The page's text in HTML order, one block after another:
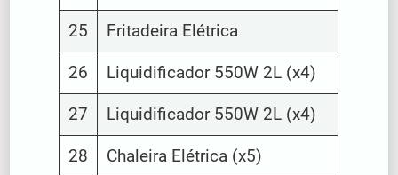
25 Fritadeira Elétrica
26 Liquidificador 550W 2L (x4)
27 Liquidificador 550W 2L (x4)
28 Chaleira Elétrica (x5)